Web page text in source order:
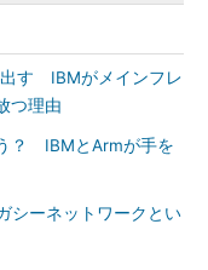
出す IBMがメインフレ
つ理由
？ IBMとArmが手を
シーネットワークとい